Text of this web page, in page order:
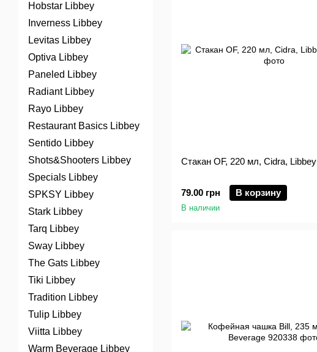
Стакан OF, 220 мл, Cidra, Libbey
79.00 грн В корзину
В наличии
Hobstar Libbey
Inverness Libbey
Levitas Libbey
Optiva Libbey
Paneled Libbey
Radiant Libbey
Rayo Libbey
Restaurant Basics Libbey
Sentido Libbey
Shots&Shooters Libbey
Specials Libbey
SPKSY Libbey
Stark Libbey
Tarq Libbey
Sway Libbey
The Gats Libbey
Tiki Libbey
Tradition Libbey
Tulip Libbey
Viitta Libbey
Warm Beverage Libbey